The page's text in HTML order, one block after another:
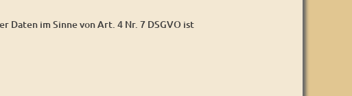
im Sinne von Art. 4 Nr. 7 DSGVO ist